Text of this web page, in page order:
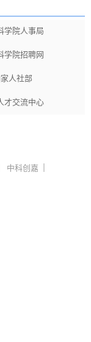
学院人事局
学院招聘网
人社部
才交流中心
中科创嘉